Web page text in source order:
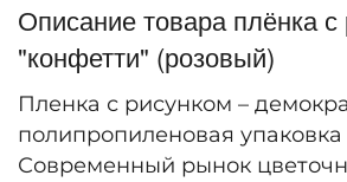
Описание товара плёнка с
"конфетти" (розовый)
Пленка с рисунком –
полипропиленовая упаковка
Современный рынок